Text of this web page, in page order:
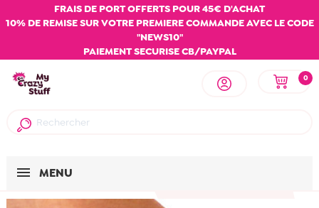
FRAIS DE PORT OFFERTS POUR 45€ D'ACHAT
10% DE REMISE SUR VOTRE PREMIERE COMMANDE AVEC LE CODE
"NEWS10"
PAIEMENT SECURISE CB/PAYPAL
0
MENU